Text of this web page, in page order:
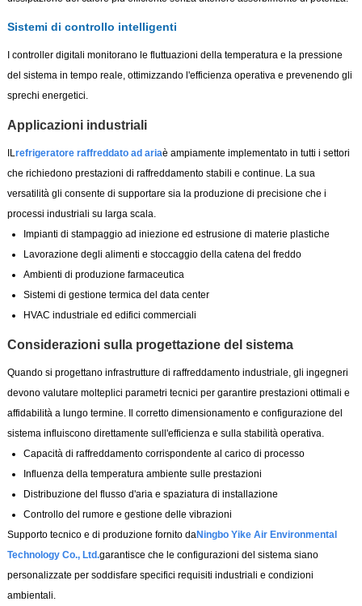
Sistemi di controllo intelligenti
I controller digitali monitorano le fluttuazioni della temperatura e la pressione
del sistema in tempo reale, ottimizzando l'efficienza operativa e prevenendo gli
sprechi energetici.
Applicazioni industriali
IL refrigeratore raffreddato ad ariaè ampiamente implementato in tutti i settori
che richiedono prestazioni di raffreddamento stabili e continue. La sua
versatilità gli consente di supportare sia la produzione di precisione che i
processi industriali su larga scala.
Impianti di stampaggio ad iniezione ed estrusione di materie plastiche
Lavorazione degli alimenti e stoccaggio della catena del freddo
Ambienti di produzione farmaceutica
Sistemi di gestione termica del data center
HVAC industriale ed edifici commerciali
Considerazioni sulla progettazione del sistema
Quando si progettano infrastrutture di raffreddamento industriale, gli ingegneri
devono valutare molteplici parametri tecnici per garantire prestazioni ottimali e
affidabilità a lungo termine. Il corretto dimensionamento e configurazione del
sistema influiscono direttamente sull'efficienza e sulla stabilità operativa.
Capacità di raffreddamento corrispondente al carico di processo
Influenza della temperatura ambiente sulle prestazioni
Distribuzione del flusso d'aria e spaziatura di installazione
Controllo del rumore e gestione delle vibrazioni
Supporto tecnico e di produzione fornito daNingbo Yike Air Environmental
Technology Co., Ltd.garantisce che le configurazioni del sistema siano
personalizzate per soddisfare specifici requisiti industriali e condizioni
ambientali.